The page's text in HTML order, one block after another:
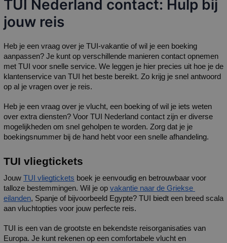
TUI Nederland contact: Hulp bij
jouw reis
Heb je een vraag over je TUI-vakantie of wil je een boeking
aanpassen? Je kunt op verschillende manieren contact opnemen
met TUI voor snelle service. We leggen je hier precies uit hoe je de
klantenservice van TUI het beste bereikt. Zo krijg je snel antwoord
op al je vragen over je reis.
Heb je een vraag over je vlucht, een boeking of wil je iets weten
over extra diensten? Voor TUI Nederland contact zijn er diverse
mogelijkheden om snel geholpen te worden. Zorg dat je je
boekingsnummer bij de hand hebt voor een snelle afhandeling.
TUI vliegtickets
Jouw TUI vliegtickets boek je eenvoudig en betrouwbaar voor
talloze bestemmingen. Wil je op vakantie naar de Griekse
eilanden, Spanje of bijvoorbeeld Egypte? TUI biedt een breed scala
aan vluchtopties voor jouw perfecte reis.
TUI is een van de grootste en bekendste reisorganisaties van
Europa. Je kunt rekenen op een comfortabele vlucht en